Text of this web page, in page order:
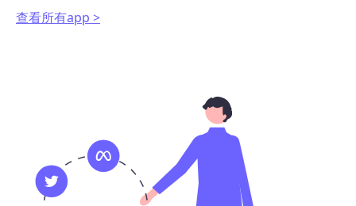
查看所有app >